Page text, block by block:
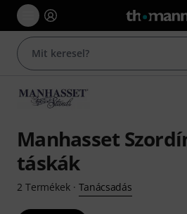
Manhasset
táskák
2 Termékek· Tanácsadás